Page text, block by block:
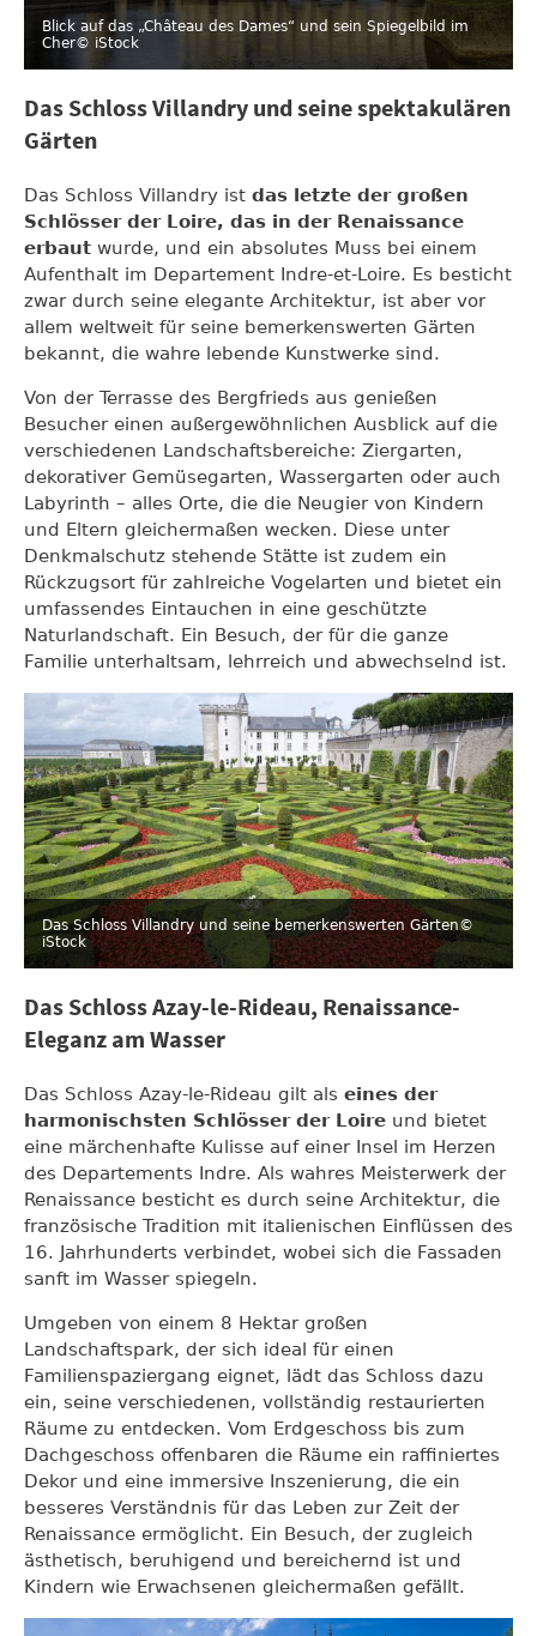
Blick auf das „Château des Dames“ und sein Spiegelbild im
Cher© iStock
Das Schloss Villandry und seine spektakulären
Gärten
Das Schloss Villandry ist das letzte der großen
Schlösser der Loire, das in der Renaissance
erbaut wurde, und ein absolutes Muss bei einem
Aufenthalt im Departement Indre-et-Loire. Es besticht
zwar durch seine elegante Architektur, ist aber vor
allem weltweit für seine bemerkenswerten Gärten
bekannt, die wahre lebende Kunstwerke sind.
Von der Terrasse des Bergfrieds aus genießen
Besucher einen außergewöhnlichen Ausblick auf die
verschiedenen Landschaftsbereiche: Ziergarten,
dekorativer Gemüsegarten, Wassergarten oder auch
Labyrinth – alles Orte, die die Neugier von Kindern
und Eltern gleichermaßen wecken. Diese unter
Denkmalschutz stehende Stätte ist zudem ein
Rückzugsort für zahlreiche Vogelarten und bietet ein
umfassendes Eintauchen in eine geschützte
Naturlandschaft. Ein Besuch, der für die ganze
Familie unterhaltsam, lehrreich und abwechselnd ist.
Das Schloss Villandry und seine bemerkenswerten Gärten©
iStock
Das Schloss Azay-le-Rideau, Renaissance-
Eleganz am Wasser
Das Schloss Azay-le-Rideau gilt als eines der
harmonischsten Schlösser der Loire und bietet
eine märchenhafte Kulisse auf einer Insel im Herzen
des Departements Indre. Als wahres Meisterwerk der
Renaissance besticht es durch seine Architektur, die
französische Tradition mit italienischen Einflüssen des
16. Jahrhunderts verbindet, wobei sich die Fassaden
sanft im Wasser spiegeln.
Umgeben von einem 8 Hektar großen
Landschaftspark, der sich ideal für einen
Familienspaziergang eignet, lädt das Schloss dazu
ein, seine verschiedenen, vollständig restaurierten
Räume zu entdecken. Vom Erdgeschoss bis zum
Dachgeschoss offenbaren die Räume ein raffiniertes
Dekor und eine immersive Inszenierung, die ein
besseres Verständnis für das Leben zur Zeit der
Renaissance ermöglicht. Ein Besuch, der zugleich
ästhetisch, beruhigend und bereichernd ist und
Kindern wie Erwachsenen gleichermaßen gefällt.